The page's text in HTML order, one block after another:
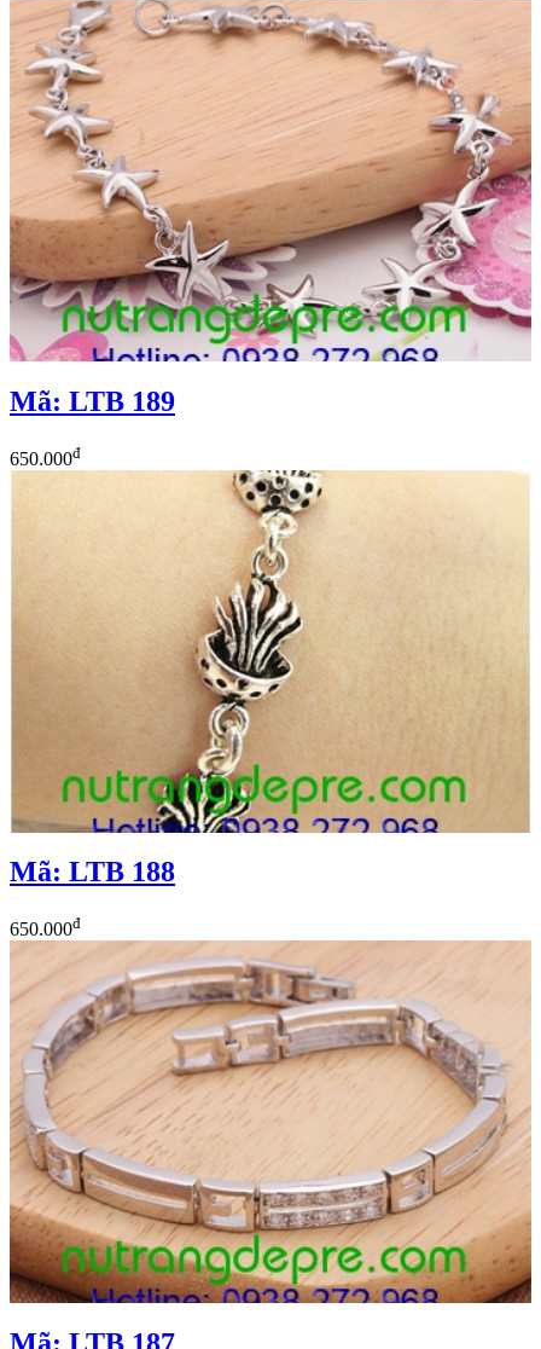
Mã: LTB 189
650.000đ
Mã: LTB 188
650.000đ
Mã: LTB 187